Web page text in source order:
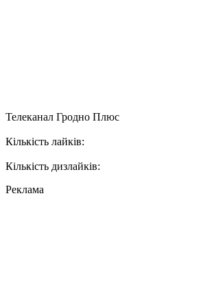
Телеканал Гродно Плюс
Кількість лайків:
Кількість дизлайків:
Реклама